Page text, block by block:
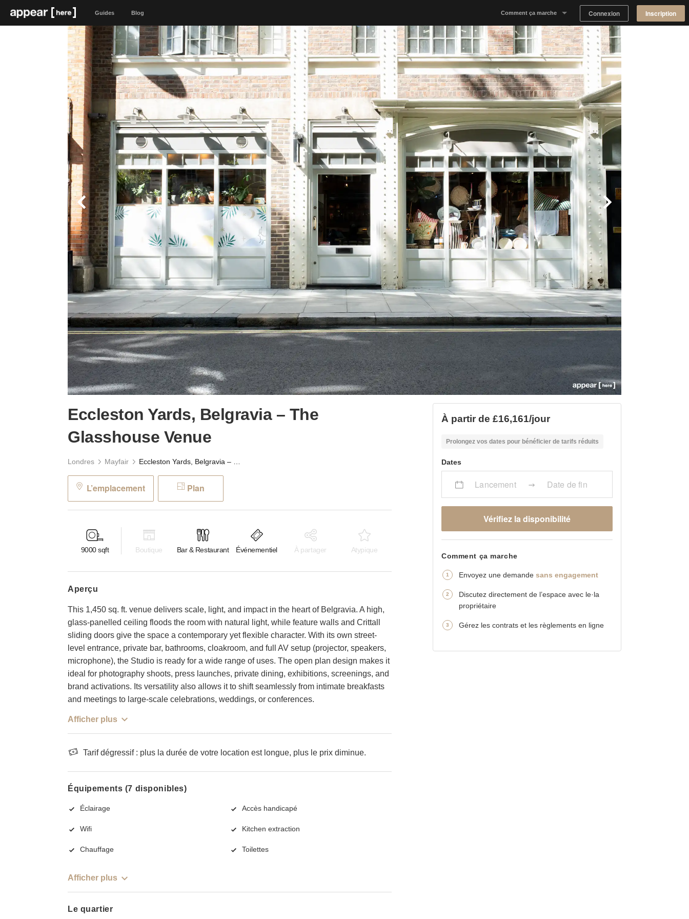
Guides Blog Comment ça marche
Notre concept
Proposer un espace
Trouver un espace
Tableau de Bord Propriétaire
Connexion Inscription
Eccleston Yards, Belgravia – The
Glasshouse Venue
Londres Mayfair
L’emplacement Plan
9000 sqft Boutique Bar & Restaurant Événementiel À partager Atypique
aperçu
This 1,450 sq. ft. venue delivers scale, light, and impact in the heart of Belgravia. A high,
glass-panelled ceiling floods the room with natural light, while feature walls and Crittall
sliding doors give the space a contemporary yet flexible character. With its own street-
level entrance, private bar, bathrooms, cloakroom, and full AV setup (projector, speakers,
microphone), the Studio is ready for a wide range of uses. The open plan design makes it
ideal for photography shoots, press launches, private dining, exhibitions, screenings, and
brand activations. Its versatility also allows it to shift seamlessly from intimate breakfasts
and meetings to large-scale celebrations, weddings, or conferences.
Afficher plus
Tarif dégressif : plus la durée de votre location est longue, plus le prix diminue.
Équipements (7 disponibles)
Éclairage Accès handicapé
Wifi Kitchen extraction
Chauffage Toilettes
Afficher plus
Le quartier
À partir de £16,161/jour
Prolongez vos dates pour bénéficier de tarifs réduits
Dates
Lancement Date de fin
Vérifiez la disponibilité
Comment ça marche
Envoyez une demandesans engagement
Discutez directement de l’espace avec le·la
propriétaire
Gérez les contrats et les règlements en ligne